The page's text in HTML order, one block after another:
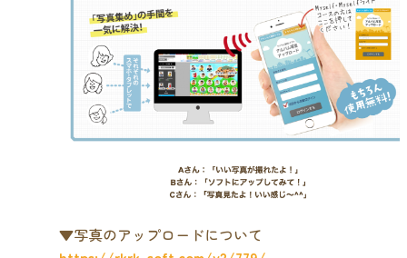
▼写真のアップロードについて